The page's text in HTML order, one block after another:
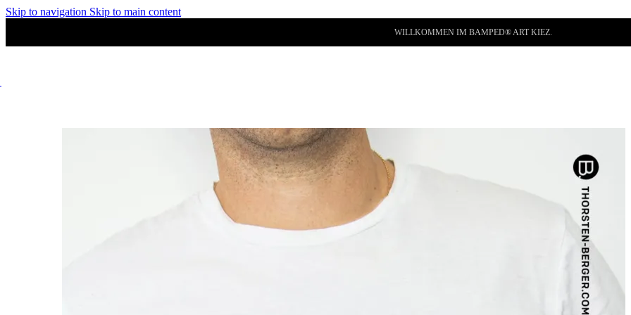
Skip to navigation Skip to main content
WILLKOMMEN IM BAMPED® ART KIEZ.